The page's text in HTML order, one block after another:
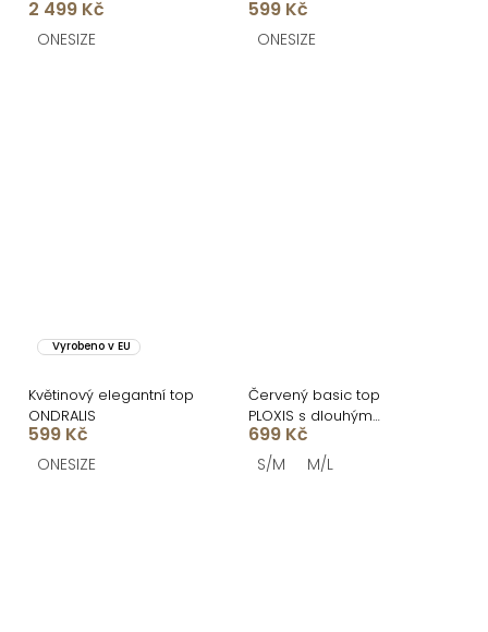
2 499 Kč
ONESIZE
599 Kč
ONESIZE
Vyrobeno v EU
Květinový elegantní top
ONDRALIS
599 Kč
ONESIZE
Červený basic top
PLOXIS s dlouhým
rukávem a výstřihem
699 Kč
S/M M/L